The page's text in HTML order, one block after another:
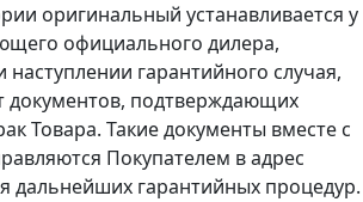
оригинальный устанавливается у
официального дилера,
наступлении гарантийного случая,
документов, подтверждающих
Товара. Такие документы вместе с
Покупателем в адрес
дальнейших гарантийных процедур.